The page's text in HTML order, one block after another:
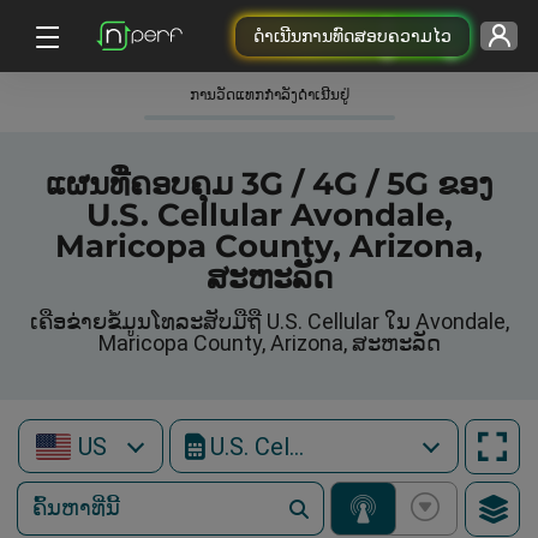
ດຳເນີນການທົດສອບຄວາມໄວ
ການວັດແທກກໍາລັງດໍາເນີນຢູ່
ແຜນທີ່ຄອບຄຸມ 3G / 4G / 5G ຂອງ
U.S. Cellular Avondale,
Maricopa County, Arizona,
ສະຫະລັດ
ເຄືອຂ່າຍຂໍ້ມູນໂທລະສັບມືຖື U.S. Cellular ໃນ Avondale,
Maricopa County, Arizona, ສະຫະລັດ
US U.S. Cellular